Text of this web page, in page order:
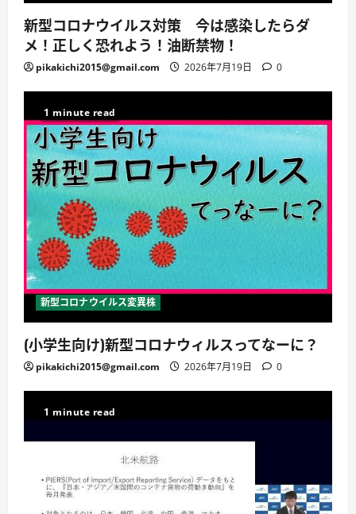
新型コロナウイルス対策 今は感染したらダ
メ！正しく恐れよう！油断禁物！
pikakichi2015@gmail.com 2026年7月19日 0
1 minute read
新型コロナウイルス変異株
(小学生向け)新型コロナウィルスってなーに？
pikakichi2015@gmail.com 2026年7月19日 0
1 minute read